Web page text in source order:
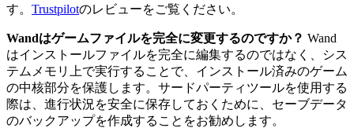
す。 Trustpilotのレビューをご覧ください。
Wandはゲームファイルを完全に変更するのですか？ Wand
はインストールファイルを完全に編集するのではなく、シス
テムメモリ上で実行することで、インストール済みのゲーム
の中核部分を保護します。サードパーティツールを使用する
際は、進行状況を安全に保存しておくために、セーブデータ
のバックアップを作成することをお勧めします。